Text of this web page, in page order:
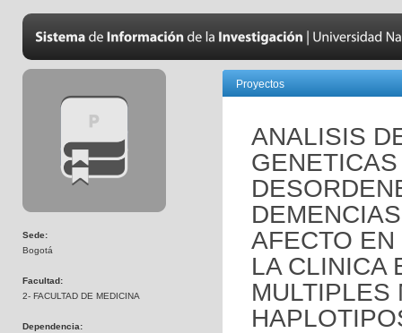
Sede:
Bogotá
Facultad:
2- FACULTAD DE MEDICINA
Dependencia:
Proyectos
ANALISIS
AFECTO
LA CLINICA
MULTIPLES